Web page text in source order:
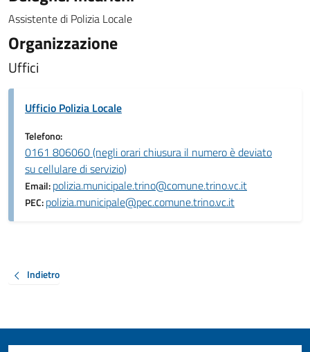
Assistente di Polizia Locale
Organizzazione
Uffici
Ufficio Polizia Locale
Telefono:
0161 806060 (negli orari chiusura il numero è deviato
su cellulare di servizio)
Email:polizia.municipale.trino@comune.trino.vc.it
PEC:polizia.municipale@pec.comune.trino.vc.it
Indietro